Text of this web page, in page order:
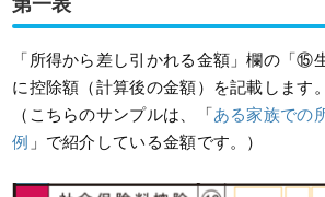
第一表
「所得から差し引かれる金額」欄の「⑮
に控除額（計算後の金額）を記載します。
（こちらのサンプルは、「ある家族での
例 」で紹介している金額です。）